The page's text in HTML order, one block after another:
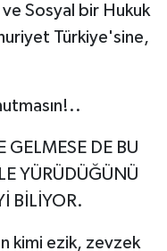
Sosyal bir Hukuk
Türkiye'sine,
DE BU
YÜRÜDÜĞÜNÜ
BİLİYOR.
kimi ezik, zevzek